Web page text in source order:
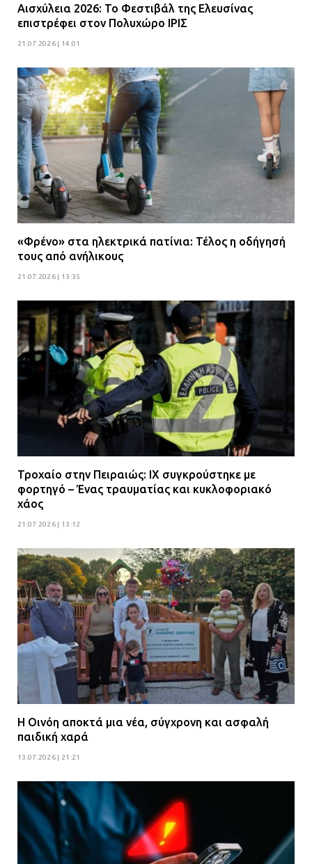
Αισχύλεια 2026: Το Φεστιβάλ της Ελευσίνας
επιστρέφει στον Πολυχώρο ΙΡΙΣ
21.07.2026 | 14:01
«Φρένο» στα ηλεκτρικά πατίνια: Τέλος η οδήγησή
τους από ανήλικους
21.07.2026 | 13:35
Τροχαίο στην Πειραιώς: ΙΧ συγκρούστηκε με
φορτηγό – Ένας τραυματίας και κυκλοφοριακό
χάος
21.07.2026 | 13:12
Η Οινόη αποκτά μια νέα, σύγχρονη και ασφαλή
παιδική χαρά
13.07.2026 | 21:21